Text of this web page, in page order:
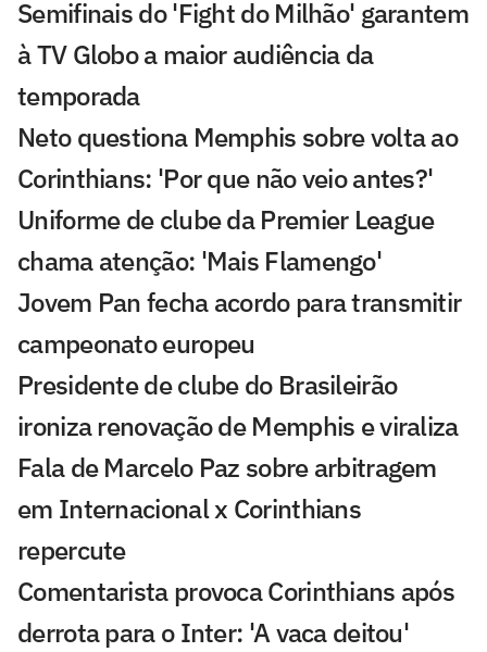
Semifinais do 'Fight do Milhão' garantem
à TV Globo a maior audiência da
temporada
Neto questiona Memphis sobre volta ao
Corinthians: 'Por que não veio antes?'
Uniforme de clube da Premier League
chama atenção: 'Mais Flamengo'
Jovem Pan fecha acordo para transmitir
campeonato europeu
Presidente de clube do Brasileirão
ironiza renovação de Memphis e viraliza
Fala de Marcelo Paz sobre arbitragem
em Internacional x Corinthians
repercute
Comentarista provoca Corinthians após
derrota para o Inter: 'A vaca deitou'